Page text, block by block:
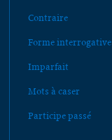
Contraire
Forme interrogative
Imparfait
Mots à caser
Participe passé